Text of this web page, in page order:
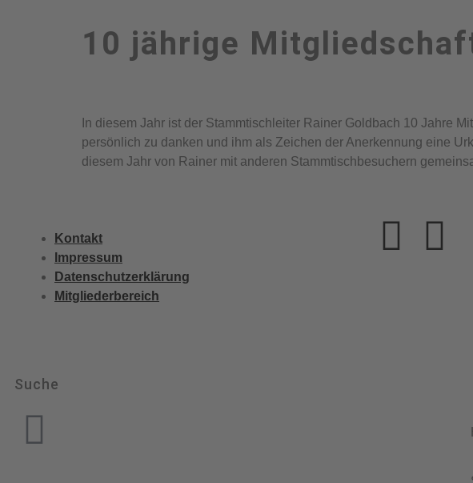
10 jährige
In diesem Jahr ist der Stammtischleiter Rainer Goldbach 10 Jahre
persönlich zu danken und ihm als Zeichen der Anerkennung eine
diesem Jahr von Rainer mit anderen Stammtischbesuchern
Kontakt
Impressum
Datenschutzerklärung
Mitgliederbereich
Suche